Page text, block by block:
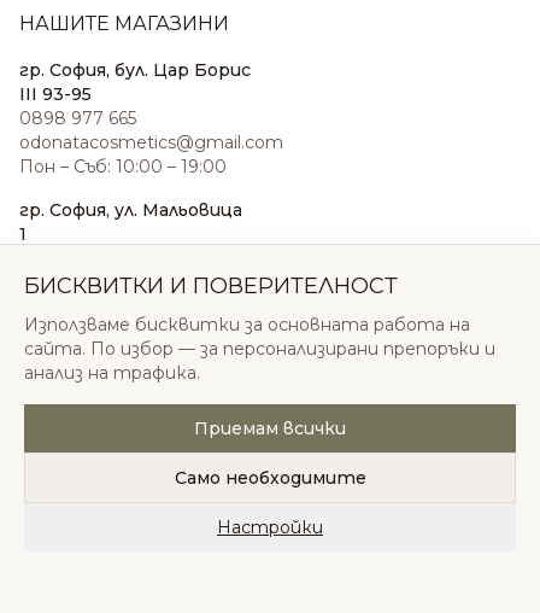
НАШИТЕ МАГАЗИНИ
гр. София, бул. Цар Борис
III 93-95
0898 977 665
odonatacosmetics@gmail.com
Пон – Съб: 10:00 – 19:00
гр. София, ул. Мальовица
1
sales@odonatacosmetics.com
Нед: 11:00 – 18:00
© 2026 Одоната Козметикс ООД. Всички права
запазени.
Политика за поверителностОбщи условия
БИСКВИТКИ И ПОВЕРИТЕЛНОСТ
Използваме бисквитки за основната работа на
сайта. По избор — за персонализирани препоръки и
анализ на трафика.
Приемам всички
Само необходимите
Настройки